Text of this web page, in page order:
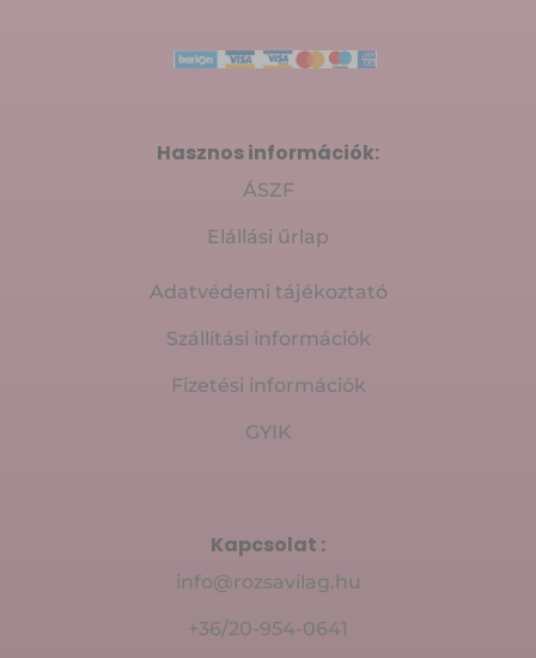
Hasznos információk:
ÁSZF
Elállási űrlap
Adatvédemi tájékoztató
Szállítási információk
Fizetési információk
GYIK
Kapcsolat :
info@rozsavilag.hu
+36/20-954-0641